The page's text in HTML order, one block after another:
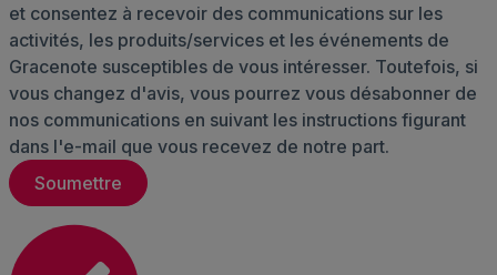
et consentez à recevoir des communications sur les
activités, les produits/services et les événements de
Gracenote susceptibles de vous intéresser. Toutefois, si
vous changez d'avis, vous pourrez vous désabonner de
nos communications en suivant les instructions figurant
dans l'e-mail que vous recevez de notre part.